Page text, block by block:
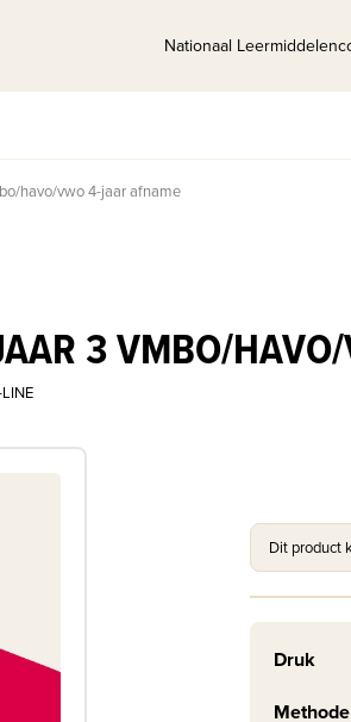
Nationaal
havo/vwo 4-jaar afname
3 VMBO/
Dit product
Druk
Methode